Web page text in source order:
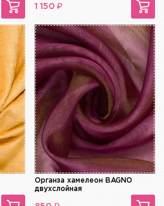
1 150 ₽
Органза хамелеон BAGNO
двухслойная